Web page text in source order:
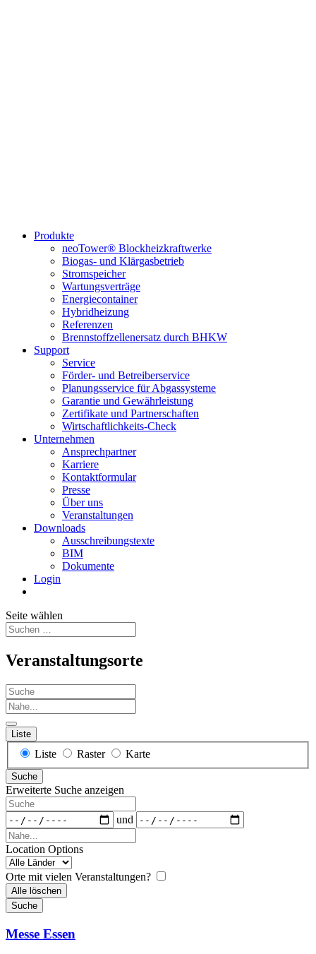
Produkte
neoTower® Blockheizkraftwerke
Biogas- und Klärgasbetrieb
Stromspeicher
Wartungsverträge
Energiecontainer
Hybridheizung
Referenzen
Brennstoffzellenersatz durch BHKW
Support
Service
Förder- und Betreiberservice
Planungsservice für Abgassysteme
Garantie und Gewährleistung
Zertifikate und Partnerschaften
Wirtschaftlichkeits-Check
Unternehmen
Ansprechpartner
Karriere
Kontaktformular
Presse
Über uns
Veranstaltungen
Downloads
Ausschreibungstexte
BIM
Dokumente
Login
Seite wählen
Veranstaltungsorte
Suche
Nahe...
Liste
Anzeigetyp
für
Suchergebnisse
Liste Raster Karte
Suche
Erweiterte Suche anzeigen
Suche
Daten
und
Nahe...
Location Options
Land
Orte mit vielen Veranstaltungen?
Alle löschen
Suche
Messe Essen